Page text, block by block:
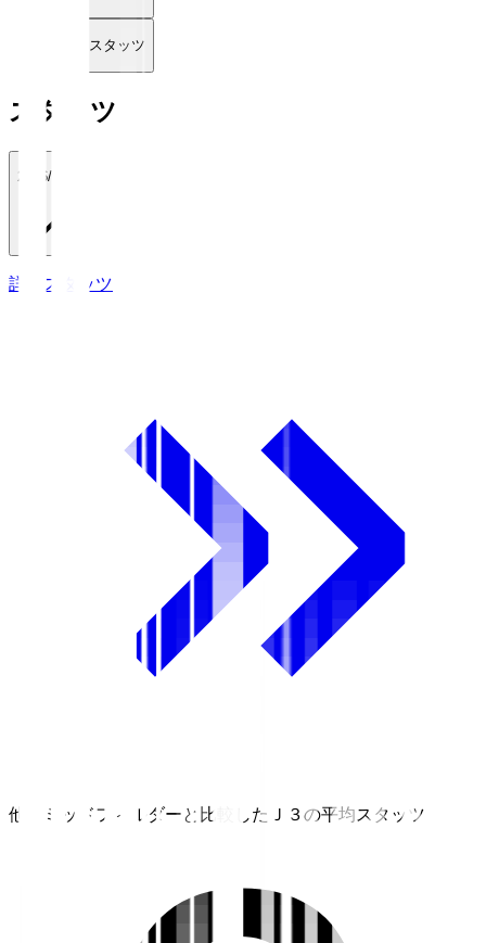
詳細スタッツ
スタッツ
2026/27
詳細スタッツ
他のミッドフィルダーと比較したＪ３の平均スタッツ